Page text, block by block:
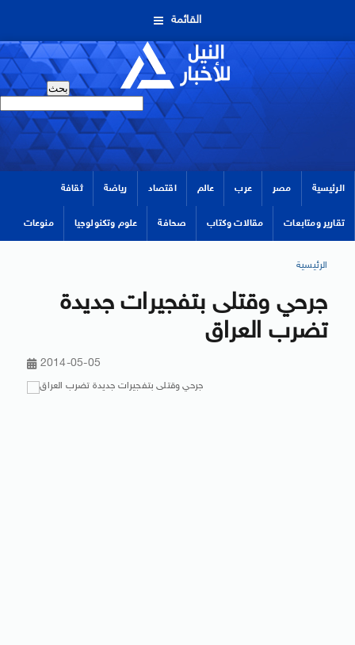
القائمة
الرئيسية مصر عرب عالم اقتصاد رياضة ثقافة
تقارير ومتابعات مقالات وكتاب صحافة علوم وتكنولوجيا منوعات
الرئيسية
جرحي وقتلى بتفجيرات جديدة
تضرب العراق
2014-05-05